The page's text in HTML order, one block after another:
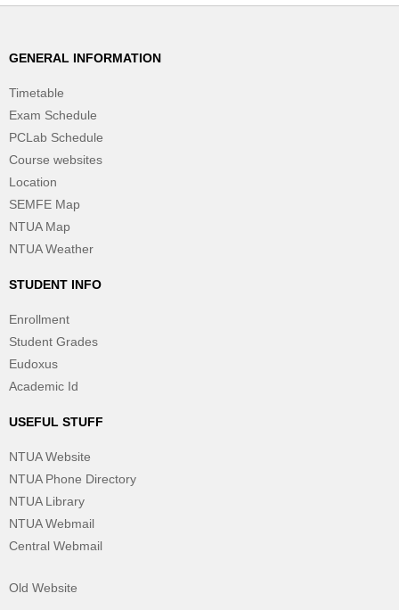
GENERAL INFORMATION
Timetable
Exam Schedule
PCLab Schedule
Course websites
Location
SEMFE Map
NTUA Map
NTUA Weather
STUDENT INFO
Enrollment
Student Grades
Eudoxus
Academic Id
USEFUL STUFF
NTUA Website
NTUA Phone Directory
NTUA Library
NTUA Webmail
Central Webmail
Old Website